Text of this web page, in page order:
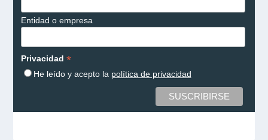
Entidad o empresa
Privacidad *
He leído y acepto la política de privacidad